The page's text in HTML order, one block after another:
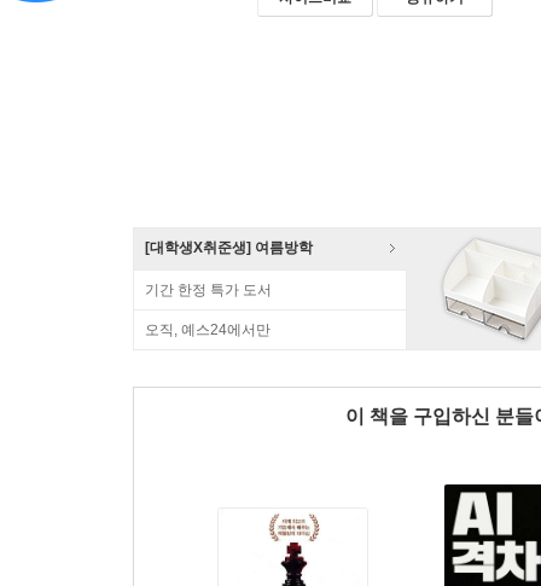
[대학생X취준생] 여름방학
기간 한정 특가 도서
오직, 예스24에서만
이 책을 구입하신 분